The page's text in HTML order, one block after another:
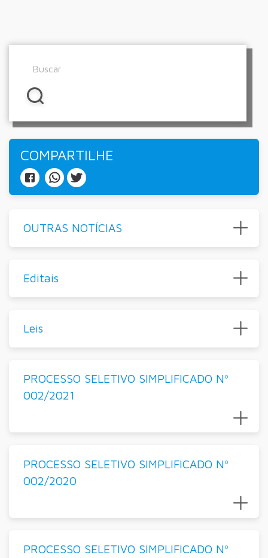
COMPARTILHE
OUTRAS NOTÍCIAS
Editais
Leis
PROCESSO SELETIVO SIMPLIFICADO Nº
002/2021
PROCESSO SELETIVO SIMPLIFICADO Nº
002/2020
PROCESSO SELETIVO SIMPLIFICADO Nº